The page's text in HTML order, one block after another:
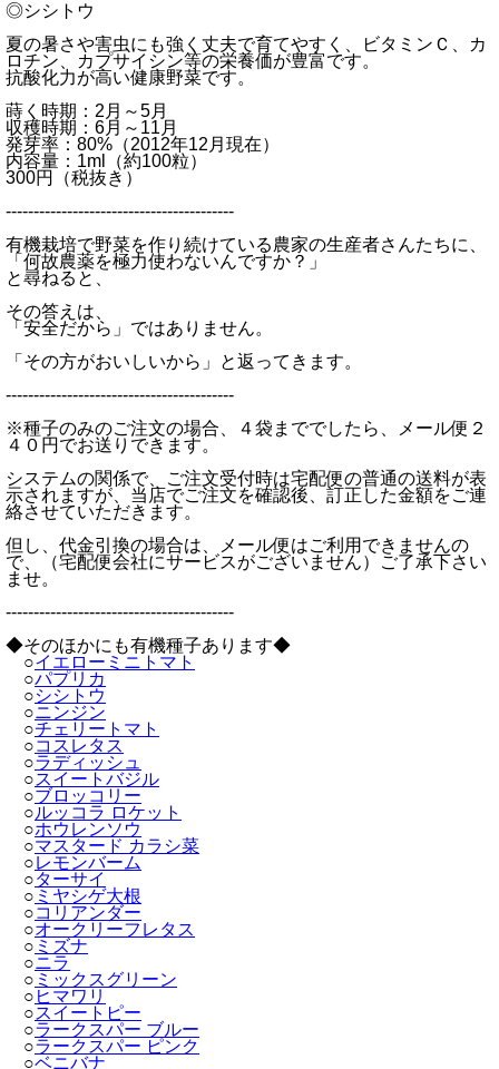
◎シシトウ
夏の暑さや害虫にも強く丈夫で育てやすく、ビタミンＣ、カ
ロチン、カプサイシン等の栄養価が豊富です。
抗酸化力が高い健康野菜です。
蒔く時期：2月～5月
収穫時期：6月～11月
発芽率：80%（2012年12月現在）
内容量：1ml（約100粒）
300円（税抜き）
-----------------------------------------
有機栽培で野菜を作り続けている農家の生産者さんたちに、
「何故農薬を極力使わないんですか？」
と尋ねると、
その答えは、
「安全だから」ではありません。
「その方がおいしいから」と返ってきます。
-----------------------------------------
※種子のみのご注文の場合、４袋まででしたら、メール便２
４０円でお送りできます。
システムの関係で、ご注文受付時は宅配便の普通の送料が表
示されますが、当店でご注文を確認後、訂正した金額をご連
絡させていただきます。
但し、代金引換の場合は、メール便はご利用できませんの
で、（宅配便会社にサービスがございません）ご了承下さい
ませ。
-----------------------------------------
◆そのほかにも有機種子あります◆
○イエローミニトマト
○パプリカ
○シシトウ
○ニンジン
○チェリートマト
○コスレタス
○ラディッシュ
○スイートバジル
○ブロッコリー
○ルッコラ ロケット
○ホウレンソウ
○マスタード カラシ菜
○レモンバーム
○ターサイ
○ ミヤシゲ大根
○コリアンダー
○オークリーフレタス
○ ミズナ
○ニラ
○ ミックスグリーン
○ ヒマワリ
○スイートピー
○ラークスパー ブルー
○ラークスパー ピンク
○ベニバナ